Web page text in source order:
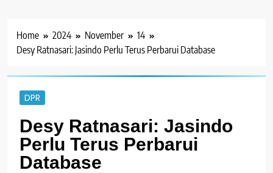
Home 2024 November
14
Desy Ratnasari: Jasindo Perlu Terus Perbarui Database
DPR
Desy Ratnasari: Jasindo
Perlu Terus Perbarui
Database